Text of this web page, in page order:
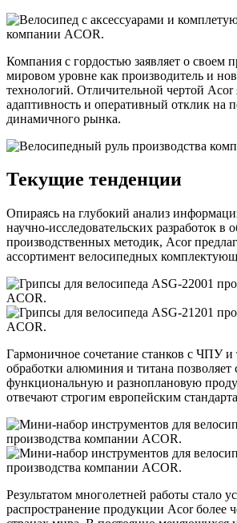
Компания с гордостью заявляет о своем
мировом уровне как производитель и
технологий. Отличительной чертой Acor
адаптивность и оперативный отклик на
динамичного рынка.
Текущие тенденции
Опираясь на глубокий анализ
научно-исследовательских разработок в
производственных методик, Acor
ассортимент велосипедных
Гармоничное сочетание станков с ЧПУ и
обработки алюминия и титана позволяет
функциональную и разноплановую
отвечают строгим европейским
Результатом многолетней работы стало
распространение продукции Acor более